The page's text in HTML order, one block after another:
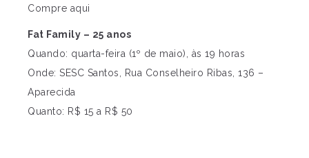
Compre aqui
Fat Family – 25 anos
Quando: quarta-feira (1º de maio), às 19 horas
Onde: SESC Santos, Rua Conselheiro Ribas, 136 –
Aparecida
Quanto: R$ 15 a R$ 50